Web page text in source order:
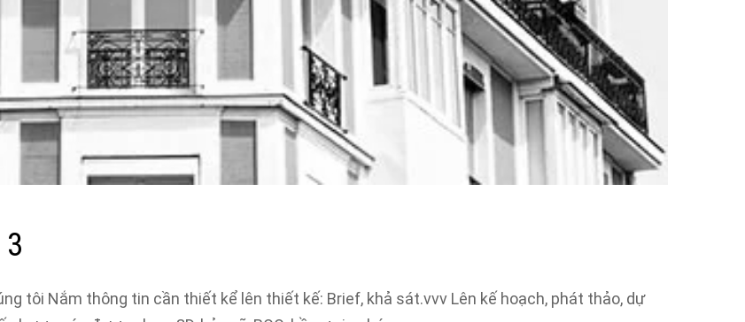
tôi Nắm thông tin cần thiết kể lên thiết kế: Brief, khả sát.vvv Lên kế hoạch, phát thảo, dự